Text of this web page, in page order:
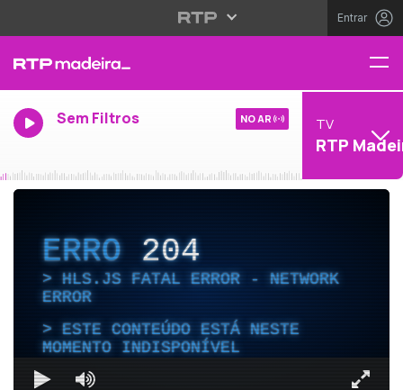
Entrar
Sem Filtros NO AR TV
RTP
ERRO204
HLS.JS FATAL ERROR - NETWORK
ERROR
ESTE CONTEÚDO ESTÁ NESTE
MOMENTO INDISPONÍVEL